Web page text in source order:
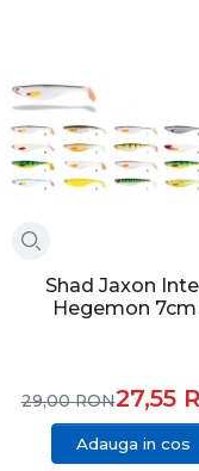
Shad Jaxon
Hegemon 7cm
27,55
29,00RON
Adauga in cos